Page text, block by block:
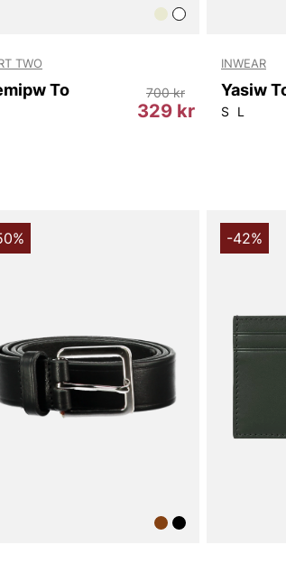
TWO
To
329 kr
700 kr
INWEAR
Yasiw
S L
-42%